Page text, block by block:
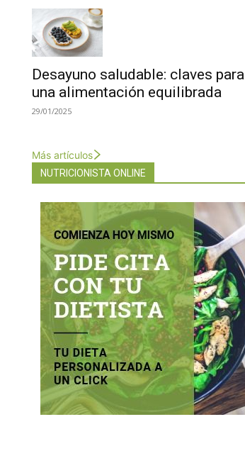
Desayuno saludable: claves para
una alimentación equilibrada
29/01/2025
Más artículos
NUTRICIONISTA ONLINE